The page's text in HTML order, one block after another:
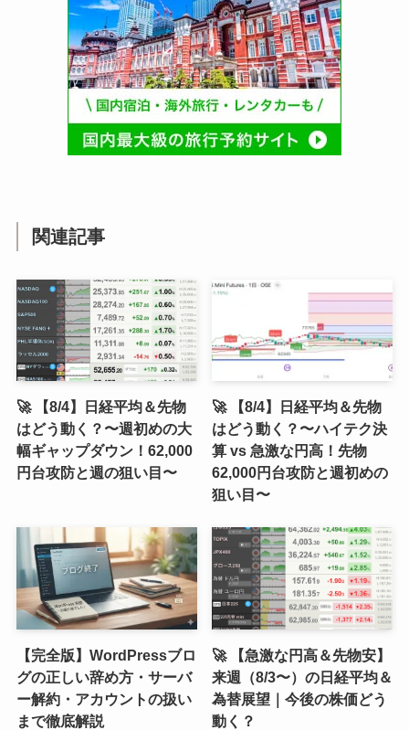
関連記事
🚀 【8/4】日経平均＆先物
はどう動く？〜週初めの大
幅ギャップダウン！62,000
円台攻防と週の狙い目〜
🚀 【8/4】日経平均＆先物
はどう動く？〜ハイテク決
算 vs 急激な円高！先物
62,000円台攻防と週初めの
狙い目〜
【完全版】WordPressブロ
グの正しい辞め方・サーバ
ー解約・アカウントの扱い
まで徹底解説
🚀 【急激な円高＆先物安】
来週（8/3〜）の日経平均＆
為替展望｜今後の株価どう
動く？